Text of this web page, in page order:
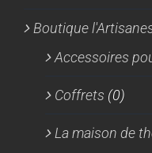
Boutique
Accessoires
Coffrets (0)
La maison de